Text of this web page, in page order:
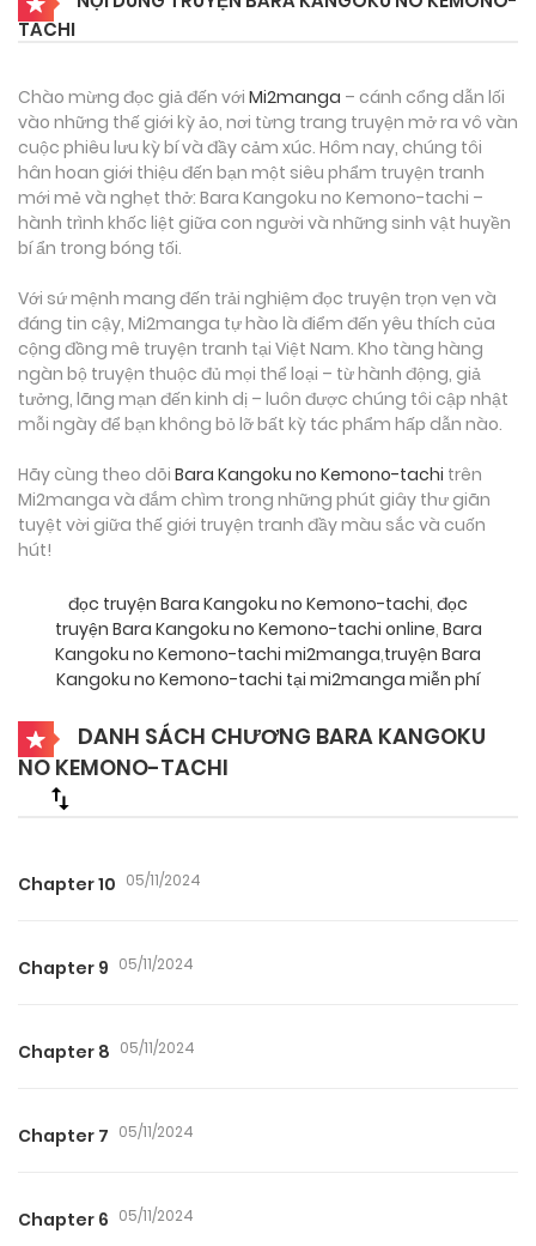
TACHI
Chào mừng đọc giả đến với Mi2manga – cánh cổng dẫn lối
vào những thế giới kỳ ảo, nơi từng trang truyện mở ra vô vàn
cuộc phiêu lưu kỳ bí và đầy cảm xúc. Hôm nay, chúng tôi
hân hoan giới thiệu đến bạn một siêu phẩm truyện tranh
mới mẻ và nghẹt thở: Bara Kangoku no Kemono-tachi –
hành trình khốc liệt giữa con người và những sinh vật huyền
bí ẩn trong bóng tối.
Với sứ mệnh mang đến trải nghiệm đọc truyện trọn vẹn và
đáng tin cậy, Mi2manga tự hào là điểm đến yêu thích của
cộng đồng mê truyện tranh tại Việt Nam. Kho tàng hàng
ngàn bộ truyện thuộc đủ mọi thể loại – từ hành động, giả
tưởng, lãng mạn đến kinh dị – luôn được chúng tôi cập nhật
mỗi ngày để bạn không bỏ lỡ bất kỳ tác phẩm hấp dẫn nào.
Hãy cùng theo dõi Bara Kangoku no Kemono-tachi trên
Mi2manga và đắm chìm trong những phút giây thư giãn
tuyệt vời giữa thế giới truyện tranh đầy màu sắc và cuốn
hút!
đọc truyện Bara Kangoku no Kemono-tachi, đọc
truyện Bara Kangoku no Kemono-tachi online, Bara
Kangoku no Kemono-tachi mi2manga,truyện Bara
Kangoku no Kemono-tachi tại mi2manga miễn phí
DANH SÁCH CHƯƠNG BARA KANGOKU
NO KEMONO-TACHI
Chapter 10 05/11/2024
Chapter 9 05/11/2024
Chapter 8 05/11/2024
Chapter 7 05/11/2024
Chapter 6 05/11/2024